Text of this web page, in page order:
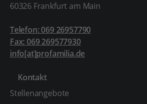
60326 Frankfurt am Main
Telefon: 069 26957790
Fax: 069 269577930
info[at]profamilia.de
Kontakt
Stellenangebote